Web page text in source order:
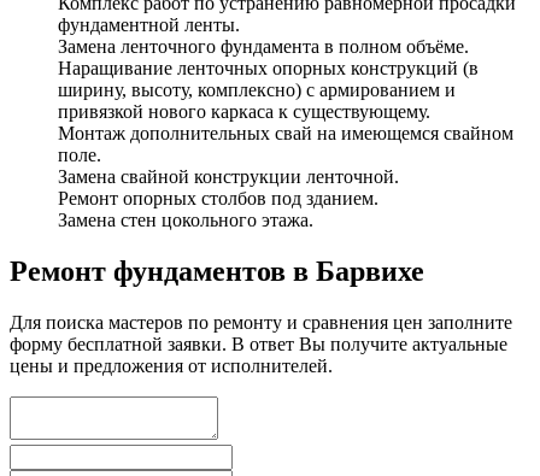
фундаментной ленты.
Замена ленточного фундамента в полном объёме.
Наращивание ленточных опорных конструкций (в
ширину, высоту, комплексно) с армированием и
привязкой нового каркаса к существующему.
Монтаж дополнительных свай на имеющемся свайном
поле.
Замена свайной конструкции ленточной.
Ремонт опорных столбов под зданием.
Замена стен цокольного этажа.
Ремонт фундаментов в Барвихе
Для поиска мастеров по ремонту и сравнения цен заполните
форму бесплатной заявки. В ответ Вы получите актуальные
цены и предложения от исполнителей.